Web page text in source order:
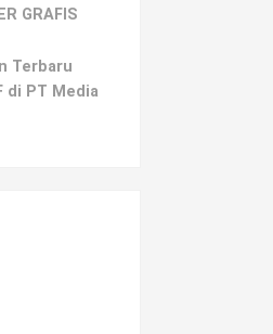
GRAFIS
Terbaru
di PT Media